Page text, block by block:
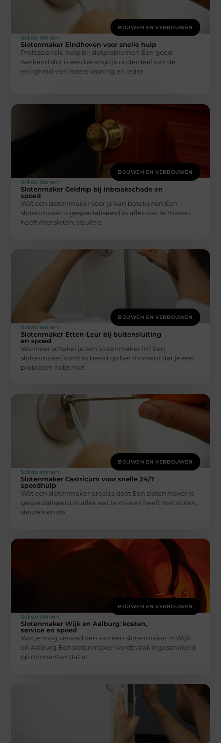
BOUWEN EN VERBOUWEN
Solido Wonen
Slotenmaker Eindhoven voor snelle hulp
Professionele hulp bij slotproblemen Een goed
werkend slot is een belangrijk onderdeel van de
veiligheid van iedere woning en ieder
BOUWEN EN VERBOUWEN
Solido Wonen
Slotenmaker Geldrop bij inbraakschade en
spoed
Wat een slotenmaker voor je kan betekenen Een
slotenmaker is gespecialiseerd in alles wat te maken
heeft met sloten, sleutels
BOUWEN EN VERBOUWEN
Solido Wonen
Slotenmaker Etten-Leur bij buitensluiting
en spoed
Wanneer schakel je een slotenmaker in? Een
slotenmaker komt in beeld op het moment dat je een
probleem hebt met
BOUWEN EN VERBOUWEN
Solido Wonen
Slotenmaker Castricum voor snelle 24/7
spoedhulp
Wat een slotenmaker precies doet Een slotenmaker is
gespecialiseerd in alles wat te maken heeft met sloten,
sleutels en de
BOUWEN EN VERBOUWEN
Solido Wonen
Slotenmaker Wijk en Aalburg: kosten,
service en spoed
Wat je mag verwachten van een slotenmaker in Wijk
en Aalburg Een slotenmaker wordt vaak ingeschakeld
op momenten dat er